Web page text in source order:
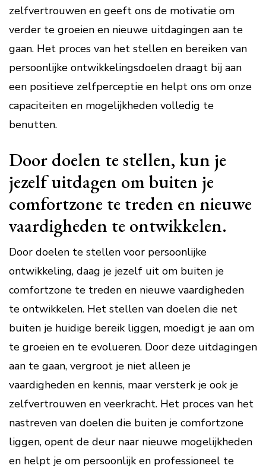
zelfvertrouwen en geeft ons de motivatie om
verder te groeien en nieuwe uitdagingen aan te
gaan. Het proces van het stellen en bereiken van
persoonlijke ontwikkelingsdoelen draagt bij aan
een positieve zelfperceptie en helpt ons om onze
capaciteiten en mogelijkheden volledig te
benutten.
Door doelen te stellen, kun je
jezelf uitdagen om buiten je
comfortzone te treden en nieuwe
vaardigheden te ontwikkelen.
Door doelen te stellen voor persoonlijke
ontwikkeling, daag je jezelf uit om buiten je
comfortzone te treden en nieuwe vaardigheden
te ontwikkelen. Het stellen van doelen die net
buiten je huidige bereik liggen, moedigt je aan om
te groeien en te evolueren. Door deze uitdagingen
aan te gaan, vergroot je niet alleen je
vaardigheden en kennis, maar versterk je ook je
zelfvertrouwen en veerkracht. Het proces van het
nastreven van doelen die buiten je comfortzone
liggen, opent de deur naar nieuwe mogelijkheden
en helpt je om persoonlijk en professioneel te